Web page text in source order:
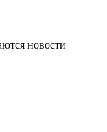
новости